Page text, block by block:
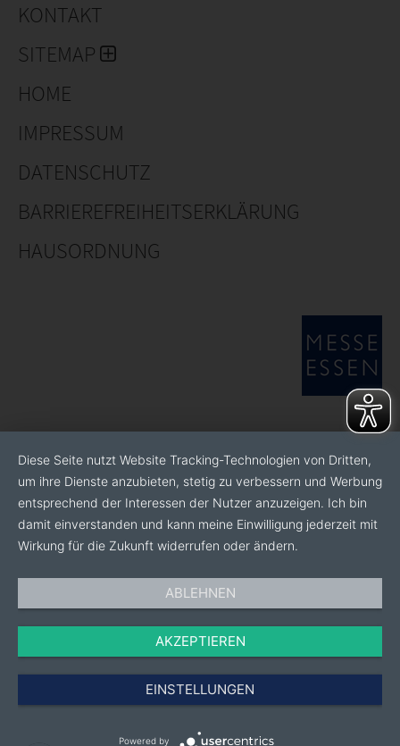
KONTAKT
SITEMAP
HOME
IMPRESSUM
DATENSCHUTZ
BARRIEREFREIHEITSERKLÄRUNG
HAUSORDNUNG
Diese Seite nutzt Website Tracking-Technologien von Dritten,
um ihre Dienste anzubieten, stetig zu verbessern und Werbung
entsprechend der Interessen der Nutzer anzuzeigen. Ich bin
damit einverstanden und kann meine Einwilligung jederzeit mit
Wirkung für die Zukunft widerrufen oder ändern.
ABLEHNEN
AKZEPTIEREN
EINSTELLUNGEN
Powered by